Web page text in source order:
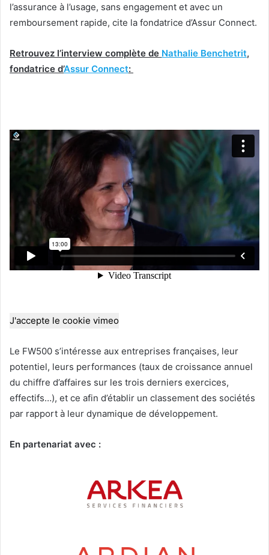
l’assurance à l’usage, sans engagement et avec un
remboursement rapide, cite la fondatrice d’Assur Connect.
Retrouvez l’interview complète de Nathalie Benchetrit,
fondatrice d’Assur Connect:
J'accepte le cookie vimeo
Le FW500 s’intéresse aux entreprises françaises, leur
potentiel, leurs performances (taux de croissance annuel
du chiffre d’affaires sur les trois derniers exercices,
effectifs…), et ce afin d’établir un classement des sociétés
par rapport à leur dynamique de développement.
En partenariat avec :